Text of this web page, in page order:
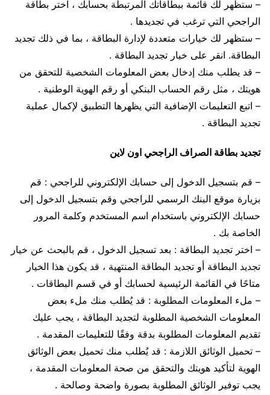
– ستظهر لك قائمة ببطاقاتك المرتبطة بحسابك ، اختر بطاقة
الراجحي التي ترغب في تجديدها .
– ستظهر لك خيارات متعددة لإدارة البطاقة ، بما في ذلك تجديد
البطاقة. انقر على خيار تجديد البطاقة .
– قد يطلب منك إدخال بعض المعلومات الشخصية للتحقق من
هويتك ، مثل رقم الحساب البنكي أو رقم الهوية الوطنية .
– اتبع التعليمات الإضافية التي يظهرها التطبيق لإكمال عملية
تجديد البطاقة .
تجديد بطاقة الصراف الراجحي اون لاين
– قم بتسجيل الدخول إلى حسابك الإلكتروني للراجحي : قم
بزيارة موقع البنك الرسمي للراجحي وقم بتسجيل الدخول إلى
حسابك الإلكتروني باستخدام اسم المستخدم وكلمة المرور
الخاصة بك .
– اختر تجديد البطاقة : بعد تسجيل الدخول ، قم بالبحث عن خيار
تجديد البطاقة أو تجديد البطاقة المنتهية ، قد يكون هذا الخيار
متاحًا في القائمة الرئيسية لحسابك أو في قسم البطاقات .
– ملء المعلومات المطلوبة : قد يُطلب منك ملء بعض
المعلومات الشخصية المطلوبة لتجديد البطاقة ، يجب عليك
تقديم المعلومات المطلوبة بدقة وفقًا للتعليمات المقدمة .
– تحميل الوثائق اللازمة : قد يُطلب منك تحميل بعض الوثائق
الهوية لتأكيد هويتك والتحقق من صحة المعلومات المقدمة ،
يجب توفير الوثائق المطلوبة بصورة واضحة وصالحة .